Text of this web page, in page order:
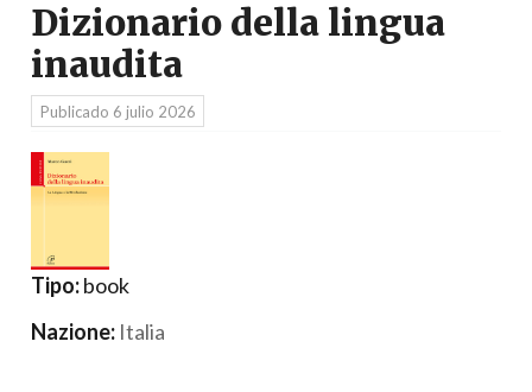
Recursos
Media
Dizionario della lingua
inaudita
Publicado 6 julio 2026
Tipo:book
Nazione: Italia